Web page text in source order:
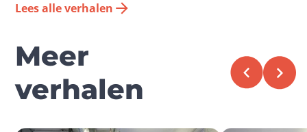
Lees alle verhalen
Meer
verhalen